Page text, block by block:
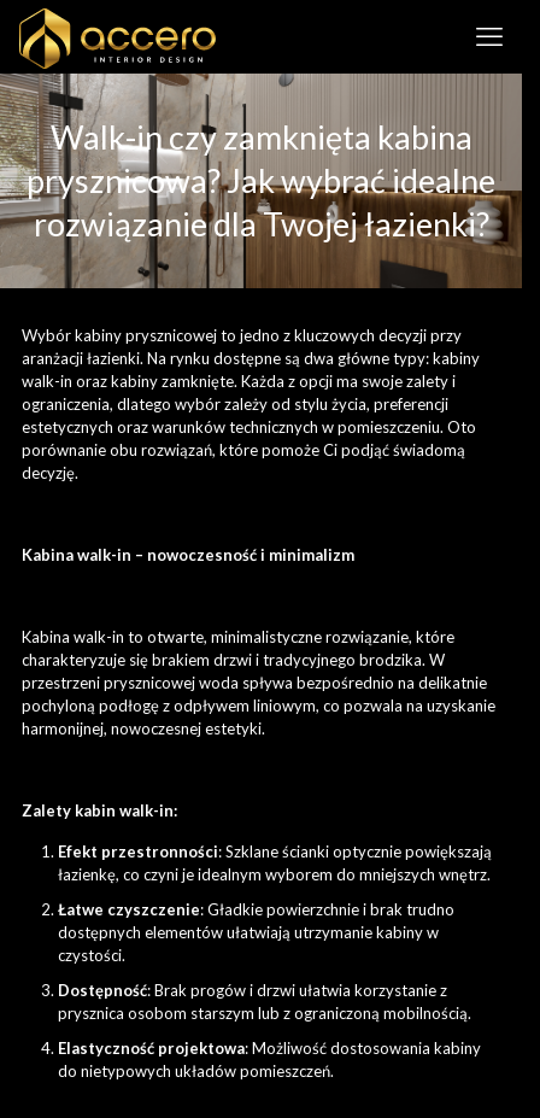
Walk-in czy zamknięta kabina
prysznicowa? Jak wybrać idealne
rozwiązanie dla Twojej łazienki?
Wybór kabiny prysznicowej to jedno z kluczowych decyzji przy
aranżacji łazienki. Na rynku dostępne są dwa główne typy: kabiny
walk-in oraz kabiny zamknięte. Każda z opcji ma swoje zalety i
ograniczenia, dlatego wybór zależy od stylu życia, preferencji
estetycznych oraz warunków technicznych w pomieszczeniu. Oto
porównanie obu rozwiązań, które pomoże Ci podjąć świadomą
decyzję.
Kabina walk-in – nowoczesność i minimalizm
Kabina walk-in to otwarte, minimalistyczne rozwiązanie, które
charakteryzuje się brakiem drzwi i tradycyjnego brodzika. W
przestrzeni prysznicowej woda spływa bezpośrednio na delikatnie
pochyloną podłogę z odpływem liniowym, co pozwala na uzyskanie
harmonijnej, nowoczesnej estetyki.
Zalety kabin walk-in:
Efekt przestronności: Szklane ścianki optycznie powiększają
łazienkę, co czyni je idealnym wyborem do mniejszych wnętrz.
Łatwe czyszczenie: Gładkie powierzchnie i brak trudno
dostępnych elementów ułatwiają utrzymanie kabiny w
czystości.
Dostępność: Brak progów i drzwi ułatwia korzystanie z
prysznica osobom starszym lub z ograniczoną mobilnością.
Elastyczność projektowa: Możliwość dostosowania kabiny
do nietypowych układów pomieszczeń.